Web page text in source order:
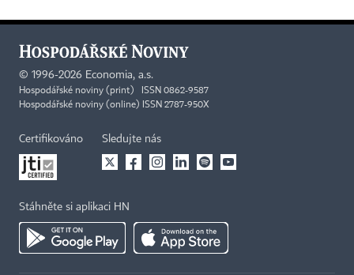
© 1996-2026 Economia, a.s.
Hospodářské noviny (print) ISSN 0862-9587
Hospodářské noviny (online) ISSN 2787-950X
Certifikováno Sledujte nás
Stáhněte si aplikaci HN